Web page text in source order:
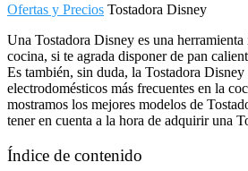
Ofertas y Precios Tostadora Disney
Una Tostadora Disney es una herramienta
cocina, si te agrada disponer de pan
Es también, sin duda, la Tostadora Disney
electrodomésticos más frecuentes en la
mostramos los mejores modelos de
tener en cuenta a la hora de adquirir una
Índice de contenido